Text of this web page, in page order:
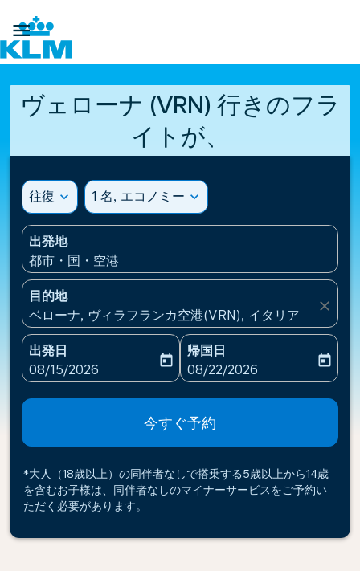

ヴェローナ (VRN) 行きのフラ
イトが、
往復 expand_more 1 名, エコノミー expand_more
出発地
都市・国・空港
目的地
ベローナ, ヴィラフランカ空港(VRN), イタリア
close
出発日
fc-booking-departure-date-aria-label
08/15/2026
today
帰国日
fc-booking-return-date-
08/22/2026
today
今すぐ予約
*大人（18歳以上）の同伴者なしで搭乗する5歳以上から14歳
を含むお子様は、同伴者なしのマイナーサービスをご予約い
ただく必要があります。